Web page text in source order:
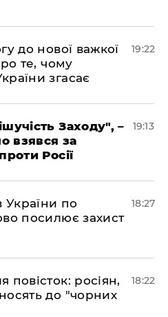
до нової важкої
те, чому
згасає
19:22
Заходу", –
взявся за
Росії
19:13
України по
посилює захист
18:27
повісток: росіян,
до "чорних
18:22